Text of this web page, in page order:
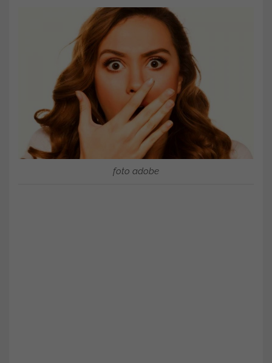
foto adobe